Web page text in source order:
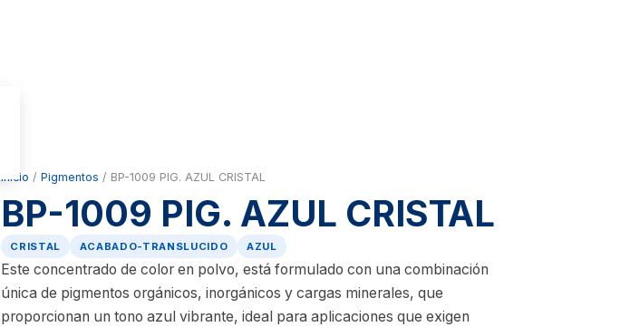
Inicio / Pigmentos / BP-1009 PIG. AZUL CRISTAL
BP-1009 PIG. AZUL CRISTAL
CRISTAL ACABADO-TRANSLUCIDO AZUL
Este concentrado de color en polvo, está formulado con una combinación
única de pigmentos orgánicos, inorgánicos y cargas minerales, que
proporcionan un tono azul vibrante, ideal para aplicaciones que exigen